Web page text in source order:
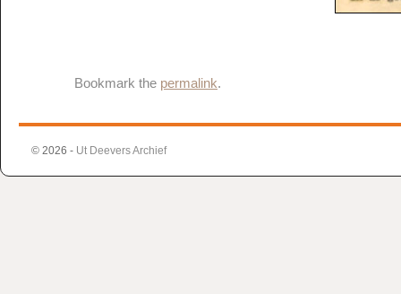
Bookmark the permalink.
© 2026 - Ut Deevers Archief